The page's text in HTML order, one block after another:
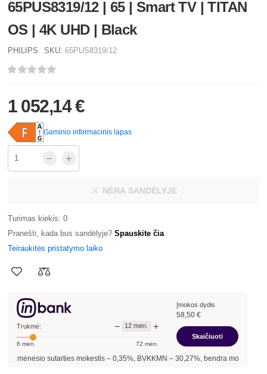
65PUS8319/12 | 65 | Smart TV | TITAN
OS | 4K UHD | Black
PHILIPS SKU: 65PUS8319/12
1 052,14 €
Gaminio informacinis lapas
NĖRA SANDĖLYJE
Turimas kiekis: 0
Pranešti, kada bus sandėlyje? Spauskite čia
Teiraukitės pristatymo laiko
Trukmė: − 12 mėn. +
6 mėn. 72 mėn.
Įmokos dydis
58,50 €
Skaičiuoti
sutarties mokestis –0,35%, BVKKMN –30,27%, bendra mokėtina suma